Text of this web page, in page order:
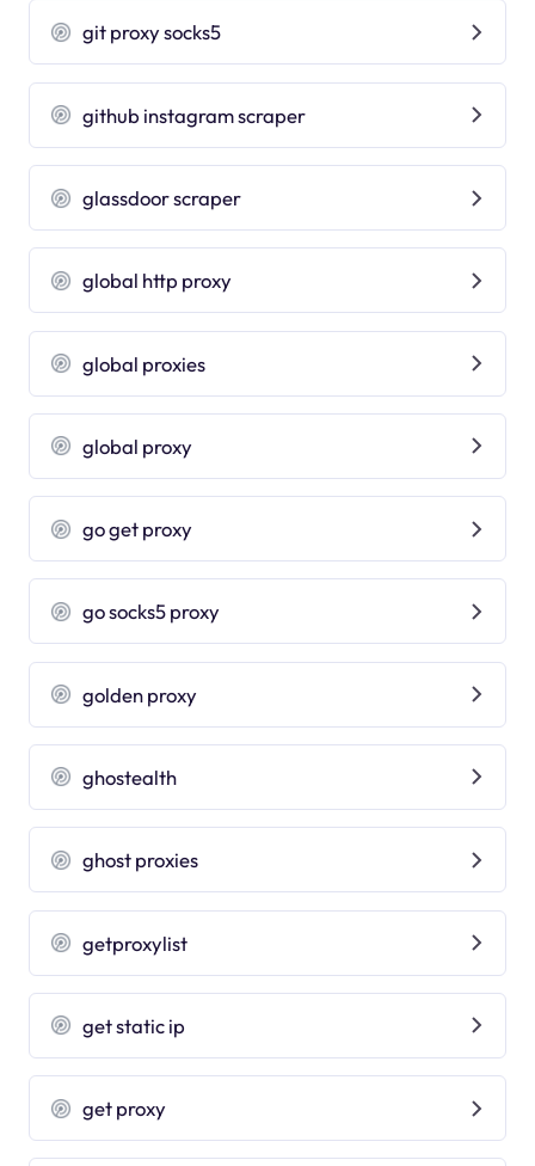
git proxy socks5
github instagram scraper
glassdoor scraper
global http proxy
global proxies
global proxy
go get proxy
go socks5 proxy
golden proxy
ghostealth
ghost proxies
getproxylist
get static ip
get proxy